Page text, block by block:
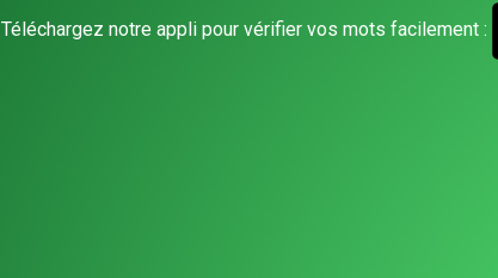
Téléchargez notre appli pour vérifier vos mots facilement :